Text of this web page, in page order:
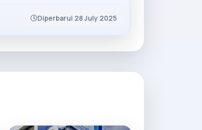
Diperbarui 28 July 2025